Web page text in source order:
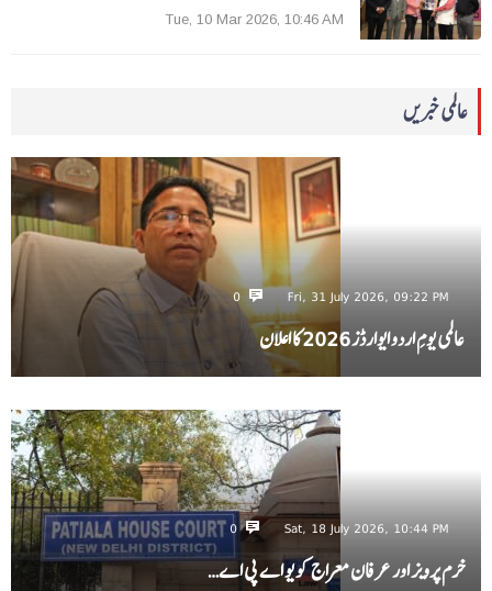
Tue, 10 Mar 2026, 10:46 AM
عالمی خبریں
Fri, 31 July 2026, 09:22 PM
0
عالمی یومِ اردو ایوارڈز 2026 کا اعلان
Sat, 18 July 2026, 10:44 PM
0
خرم پرویز اور عرفان معراج کو یو اے پی اے…